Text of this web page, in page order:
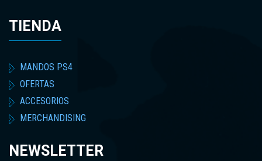
TIENDA
MANDOS PS4
OFERTAS
ACCESORIOS
MERCHANDISING
NEWSLETTER